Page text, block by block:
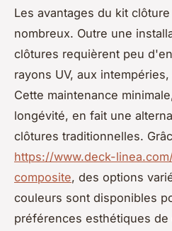
Les avantages du kit
nombreux. Outre une
clôtures requièrent peu
rayons UV, aux
Cette maintenance
longévité, en fait une
clôtures traditionnelles.
https://www.deck-
composite, des options
couleurs sont disponibles
préférences esthétiques de